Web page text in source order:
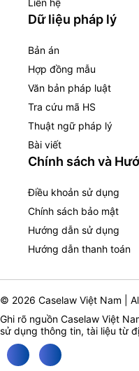
Liên hệ
Dữ liệu pháp lý
Bản án
Hợp đồng mẫu
Văn bản pháp luật
Tra cứu mã HS
Thuật ngữ pháp lý
Bài viết
Chính sách và
Điều khoản sử dụng
Chính sách bảo mật
Hướng dẫn sử dụng
Hướng dẫn thanh toán
© 2026 Caselaw Việt Nam |
Ghi rõ nguồn Caselaw Việt
sử dụng thông tin, tài liệu từ